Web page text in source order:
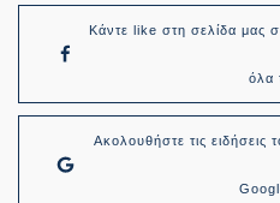
Κάντε like στη σελίδα μας
όλα
Ακολουθήστε τις